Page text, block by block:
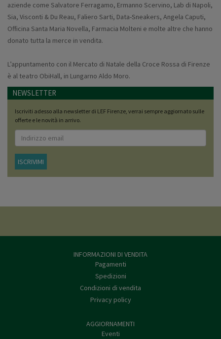
aziende come Salvatore Ferragamo, Ermanno Scervino, Lab di Napoli,
Sia, Visconti & Du Reau, Faliero Sarti, Data-Sneakers, Angela Caputi,
Officina Santa Maria Novella, Farmacia Molteni e molte altre che hanno
donato tutta la merce in vendita.
L’appuntamento con il Mercato di Natale della Croce Rossa di Firenze
è al teatro ObiHall, in Lungarno Aldo Moro.
NEWSLETTER
Iscriviti adesso alla newsletter di LEF Firenze, verrai sempre aggiornato sulle
offerte e le novità in arrivo.
ISCRIVIMI
INFORMAZIONI DI VENDITA
Pagamenti
Spedizioni
Condizioni di vendita
Privacy policy
AGGIORNAMENTI
Eventi